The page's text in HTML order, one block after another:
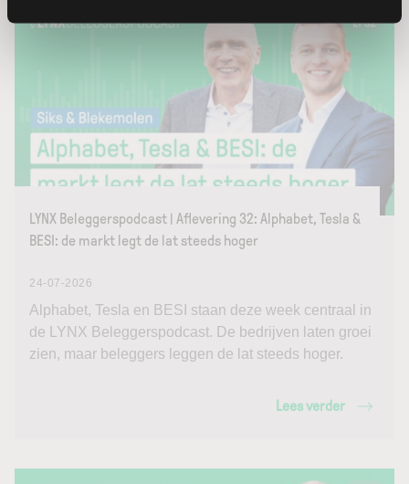
LYNX Beleggerspodcast | Aflevering 32: Alphabet, Tesla &
BESI: de markt legt de lat steeds hoger
24-07-2026
Alphabet, Tesla en BESI staan deze week centraal in
de LYNX Beleggerspodcast. De bedrijven laten groei
zien, maar beleggers leggen de lat steeds hoger.
Lees verder